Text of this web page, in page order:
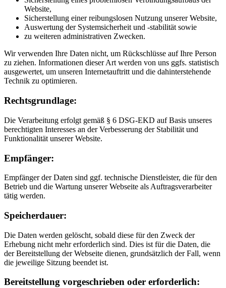
Website,
Sicherstellung einer reibungslosen Nutzung unserer Website,
Auswertung der Systemsicherheit und -stabilität sowie
zu weiteren administrativen Zwecken.
Wir verwenden Ihre Daten nicht, um Rückschlüsse auf Ihre Person
zu ziehen. Informationen dieser Art werden von uns ggfs. statistisch
ausgewertet, um unseren Internetauftritt und die dahinterstehende
Technik zu optimieren.
Rechtsgrundlage:
Die Verarbeitung erfolgt gemäß § 6 DSG-EKD auf Basis unseres
berechtigten Interesses an der Verbesserung der Stabilität und
Funktionalität unserer Website.
Empfänger:
Empfänger der Daten sind ggf. technische Dienstleister, die für den
Betrieb und die Wartung unserer Webseite als Auftragsverarbeiter
tätig werden.
Speicherdauer:
Die Daten werden gelöscht, sobald diese für den Zweck der
Erhebung nicht mehr erforderlich sind. Dies ist für die Daten, die
der Bereitstellung der Webseite dienen, grundsätzlich der Fall, wenn
die jeweilige Sitzung beendet ist.
Bereitstellung vorgeschrieben oder erforderlich: